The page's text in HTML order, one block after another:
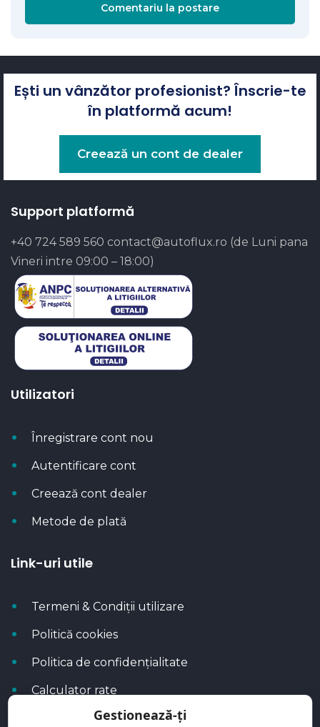
Gestionează-ți
Comentariu la postare
Ești un vânzător profesionist? Înscrie-te
în platformă acum!
Creează un cont de dealer
Support platformă
+40 724 589 560 contact@autoflux.ro (de Luni pana
Vineri intre 09:00 – 18:00)
Utilizatori
Înregistrare cont nou
Autentificare cont
Creează cont dealer
Metode de plată
Link-uri utile
Termeni & Condiții utilizare
Politică cookies
Politica de confidențialitate
Calculator rate
Blog Autoflux